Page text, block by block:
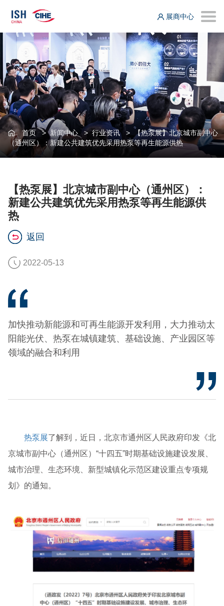
展商中心
首页>新闻中心>行业资讯>
【热泵展】北京城市副中心
（通州区）：新建公共建筑优先采用热泵等再生能源供热
【热泵展】北京城市副中心（通州区）：
新建公共建筑优先采用热泵等再生能源供
热
返回
2022-05-13
加快推动新能源和可再生能源开发利用，大力推动太
阳能光伏、热泵在城镇建筑、基础设施、产业园区等
领域的融合和利用
热泵展了解到，近日，北京市通州区人民政府印发《北
京城市副中心（通州区）“十四五”时期基础设施建设发展、
城市治理、生态环境、新型城镇化示范区建设重点专项规
划》的通知。